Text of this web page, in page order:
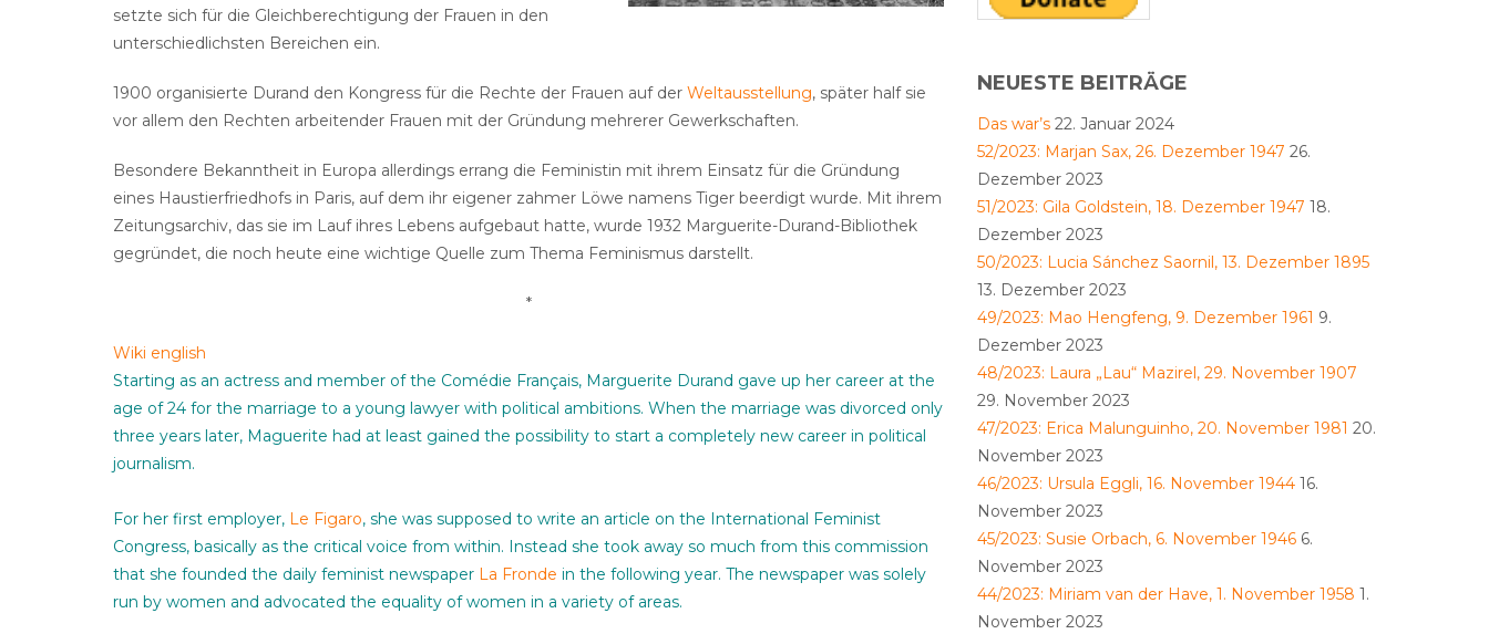
setzte sich für die Gleichberechtigung der Frauen in den
unterschiedlichsten Bereichen ein.
1900 organisierte Durand den Kongress für die Rechte der Frauen auf der Weltausstellung, später half sie
vor allem den Rechten arbeitender Frauen mit der Gründung mehrerer Gewerkschaften.
Besondere Bekanntheit in Europa allerdings errang die Feministin mit ihrem Einsatz für die Gründung
eines Haustierfriedhofs in Paris, auf dem ihr eigener zahmer Löwe namens Tiger beerdigt wurde. Mit ihrem
Zeitungsarchiv, das sie im Lauf ihres Lebens aufgebaut hatte, wurde 1932 Marguerite-Durand-Bibliothek
gegründet, die noch heute eine wichtige Quelle zum Thema Feminismus darstellt.
*
Wiki english
Starting as an actress and member of the Comédie Français, Marguerite Durand gave up her career at the
age of 24 for the marriage to a young lawyer with political ambitions. When the marriage was divorced only
three years later, Maguerite had at least gained the possibility to start a completely new career in political
journalism.
For her first employer, Le Figaro, she was supposed to write an article on the International Feminist
Congress, basically as the critical voice from within. Instead she took away so much from this commission
that she founded the daily feminist newspaper La Fronde in the following year. The newspaper was solely
run by women and advocated the equality of women in a variety of areas.
NEUESTE BEITRÄGE
Das war’s 22. Januar 2024
52/2023: Marjan Sax, 26. Dezember 1947 26.
Dezember 2023
51/2023: Gila Goldstein, 18. Dezember 1947 18.
Dezember 2023
50/2023: Lucia Sánchez Saornil, 13. Dezember 1895
13. Dezember 2023
49/2023: Mao Hengfeng, 9. Dezember 1961 9.
Dezember 2023
48/2023: Laura „Lau“ Mazirel, 29. November 1907
29. November 2023
47/2023: Erica Malunguinho, 20. November 1981 20.
November 2023
46/2023: Ursula Eggli, 16. November 1944 16.
November 2023
45/2023: Susie Orbach, 6. November 1946 6.
November 2023
44/2023: Miriam van der Have, 1. November 1958 1.
November 2023